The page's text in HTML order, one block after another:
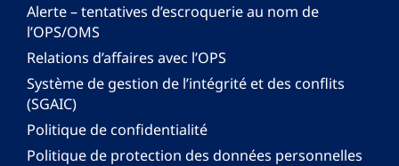
Alerte – tentatives d’escroquerie au nom de
l’OPS/OMS
Relations d’affaires avec l’OPS
Système de gestion de l’intégrité et des conflits
(SGAIC)
Politique de confidentialité
Politique de protection des données personnelles